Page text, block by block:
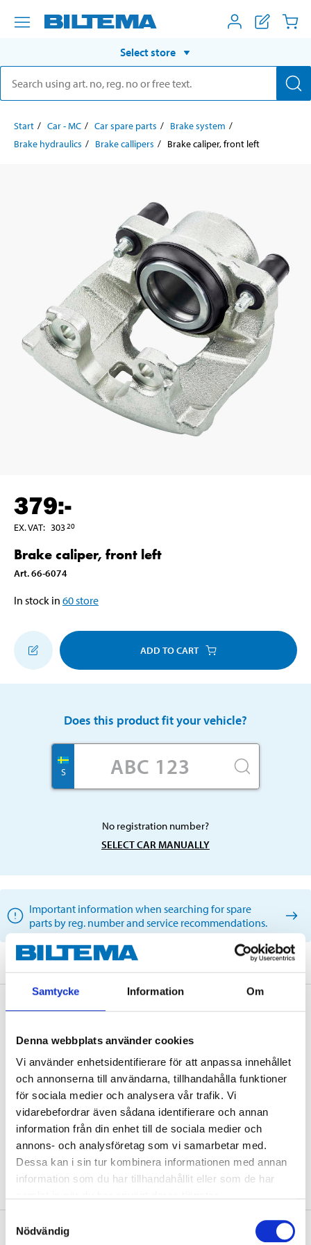
Samtycke Information Om
Denna webbplats använder cookies
Vi använder enhetsidentifierare för att anpassa innehållet
och annonserna till användarna, tillhandahålla funktioner
för sociala medier och analysera vår trafik. Vi
vidarebefordrar även sådana identifierare och annan
information från din enhet till de sociala medier och
annons- och analysföretag som vi samarbetar med.
Dessa kan i sin tur kombinera informationen med annan
information som du har tillhandahållit eller som de har
Nödvändig
Select store
Start Car - MC Car spare parts
Brake system
Brake hydraulics
Brake callipers Brake caliper, front left
379:-
EX. VAT: 30320
Brake caliper, front left
Art.66-6074
In stock in 60store
ADD TO CART
Does this product fit your vehicle?
S
No registration number?
SELECT CAR MANUALLY
Important information when searching for spare
parts by reg. number and service recommendations.
Description
Technical specifications
Bore size
60 mm
Thickness
28 mm (brake disc)
Diameter
300 mm (brake disc)
About the manufacturer